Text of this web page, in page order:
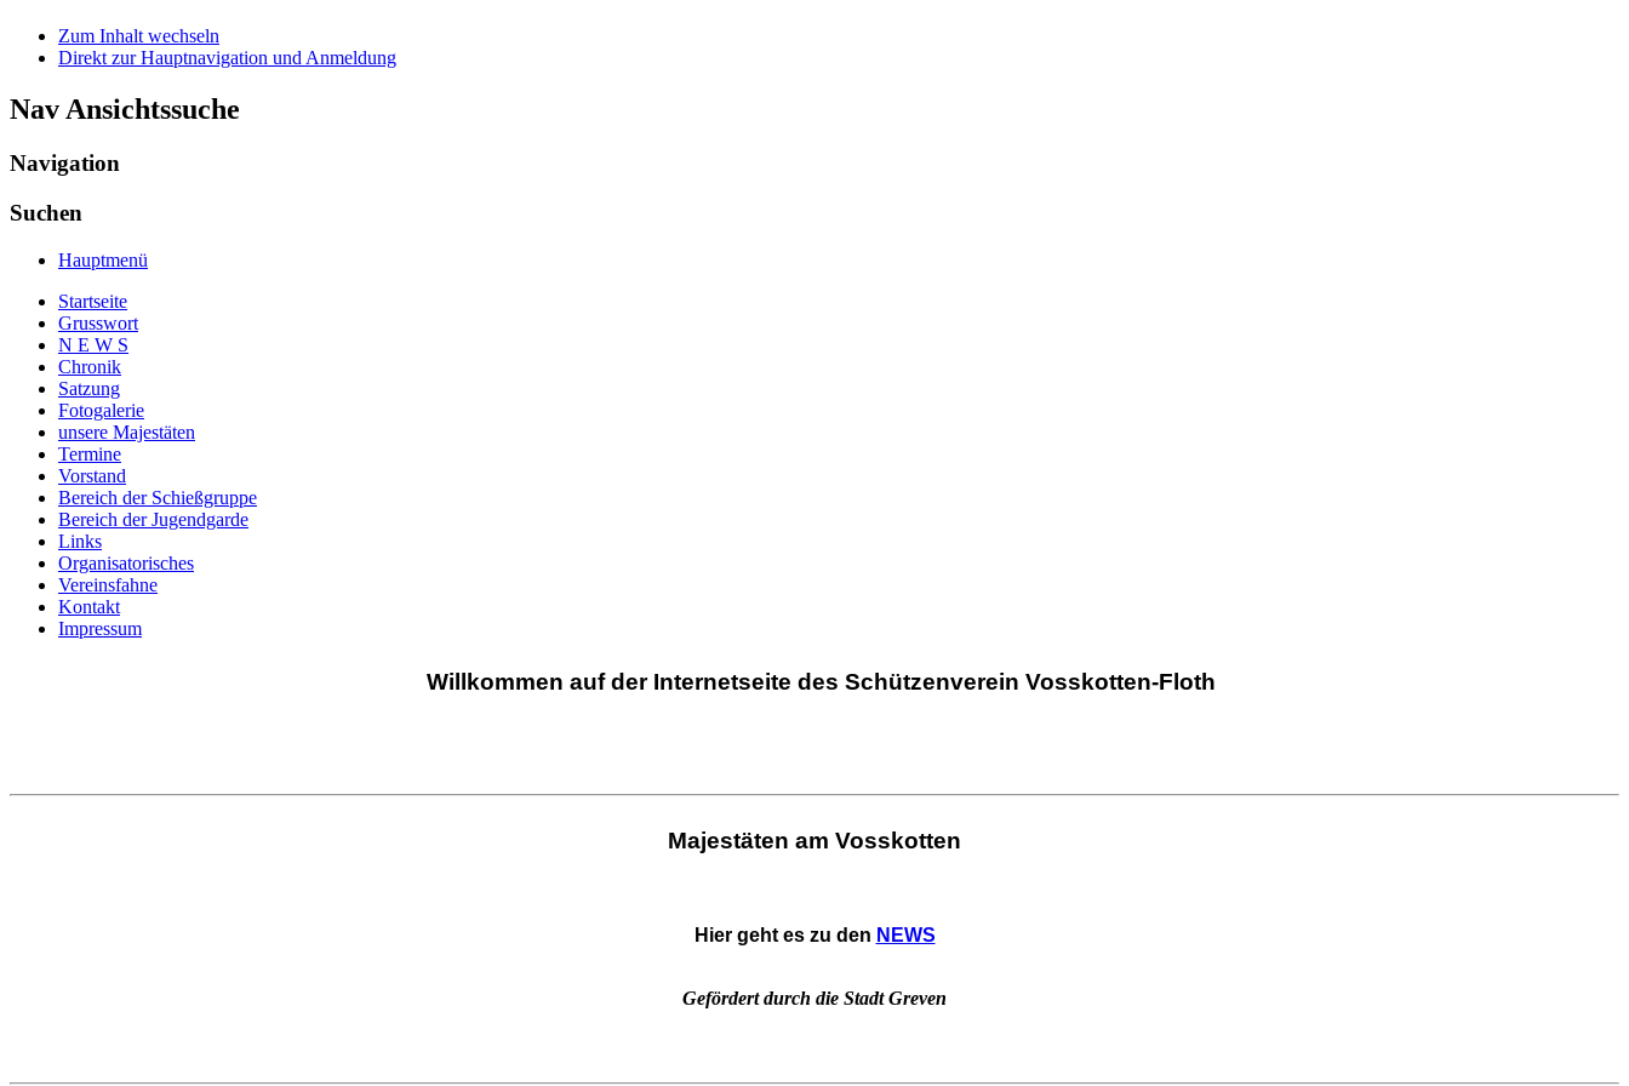
Zum Inhalt wechseln
Direkt zur Hauptnavigation und Anmeldung
Nav Ansichtssuche
Navigation
Suchen
Hauptmenü
Startseite
Grusswort
N E W S
Chronik
Satzung
Fotogalerie
unsere Majestäten
Termine
Vorstand
Bereich der Schießgruppe
Bereich der Jugendgarde
Links
Organisatorisches
Vereinsfahne
Kontakt
Impressum
Willkommen auf der Internetseite des Schützenverein Vosskotten-Floth
Majestäten am Vosskotten
Hier geht es zu den NEWS
Gefördert durch die Stadt Greven